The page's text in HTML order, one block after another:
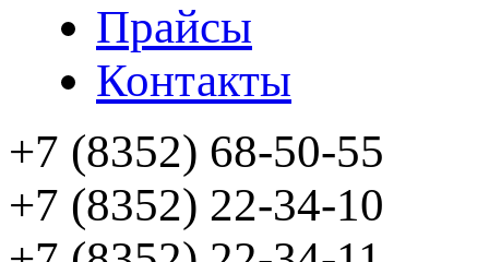
Прайсы
Контакты
+7 (8352) 68-50-55
+7 (8352) 22-34-10